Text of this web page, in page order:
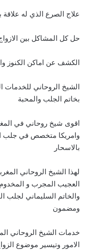
علاج الصرع الذي له علاقة
حل كل المشاكل بين
الكشف عن اماكن الكنوز
الشيخ الروحاني
بخاتم الجلب والمحبة
اقوى شيخ روحاني في
وامريكا متخصص في جلب
بالاسحار
لهذا الشيخ الروحاني
العجيب المجرب و المخدوم
والخاتم السليماني
ومضمون
خدمات الشيخ الروحاني
الامور وتيسير موضوع